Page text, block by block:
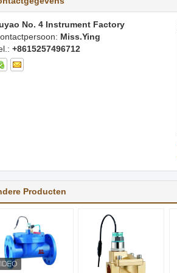
No. 4 Instrument Factory
Miss.Ying
+8615257496712
Producten